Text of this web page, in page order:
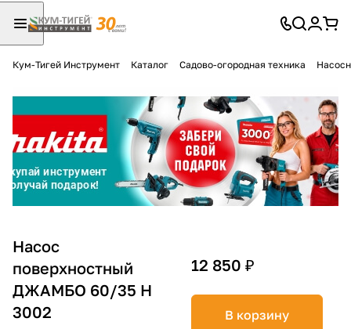
Кум-Тигей Инструмент Каталог Садово-огородная техника
Насос
поверхностный
ДЖАМБО 60/35 Н
3002
12 850 ₽
В корзину
Разбейте
оплатуна части
без переплат
График платежей
Сегодня
25%